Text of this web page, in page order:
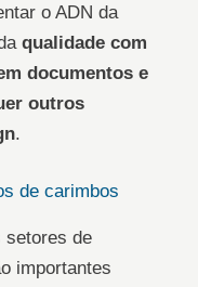
o ADN da
qualidade com
documentos e
outros
.
de carimbos
setores de
importantes